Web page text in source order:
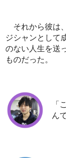
それから彼は
ジシャンとして
のない人生を送
ものだった。
「
ん